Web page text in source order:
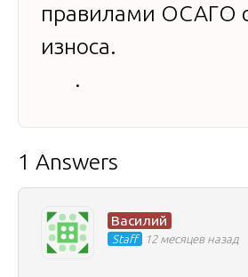
правилами ОСАГО
износа.
.
1 Answers
Василий
Staff 12 месяцев назад